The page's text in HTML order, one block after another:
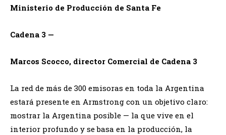
Ministerio de Producción de Santa Fe
Cadena 3 —
Marcos Scocco, director Comercial de Cadena 3
La red de más de 300 emisoras en toda la Argentina
estará presente en Armstrong con un objetivo claro:
mostrar la Argentina posible — la que vive en el
interior profundo y se basa en la producción, la